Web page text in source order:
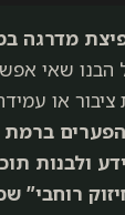
מדרגה
הבנו שאי
ציבור או
ברמת
ולבנות
רוחבי”